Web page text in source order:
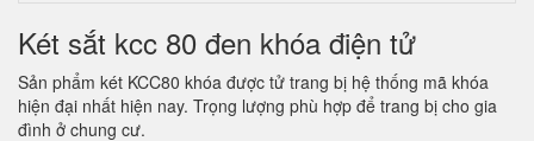
Két sắt kcc 80 đen khóa điện tử
Sản phẩm két KCC80 khóa được tử trang bị hệ thống mã khóa
hiện đại nhất hiện nay. Trọng lượng phù hợp để trang bị cho gia
đình ở chung cư.